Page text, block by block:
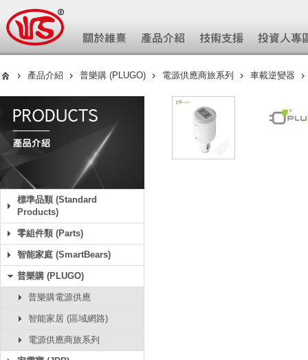
產品介紹 普樂購 (PLUGO) 電源供應商旅系列 車載逆變器
標準品類 (Standard
Products)
零組件類 (Parts)
智能家庭 (SmartBears)
普樂購 (PLUGO)
普樂購電源供應
智能家居 (區域網路)
電源供應商旅系列